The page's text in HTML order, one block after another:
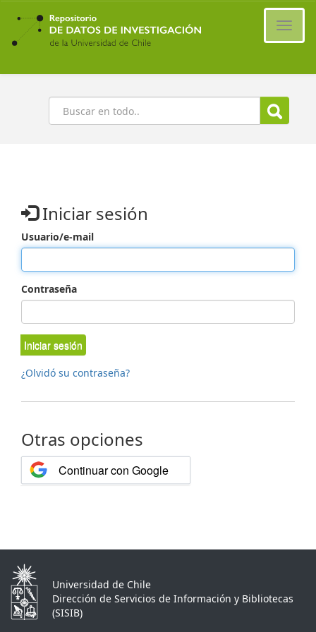
Ir
contenido
principal
Buscar
Iniciar sesión
Usuario/e-mail
Contraseña
Iniciar sesión
¿Olvidó su contraseña?
Otras opciones
Continuar con Google
Universidad de Chile
Dirección de Servicios de Información y Bibliotecas
(SISIB)